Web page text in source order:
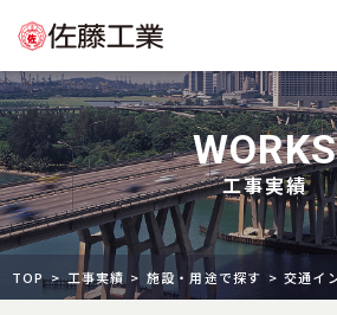
WORKS
工事実績
TOP 工事実績 施設・用途で探す 交通イ